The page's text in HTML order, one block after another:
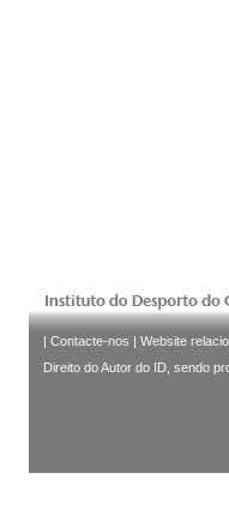
| Contacte-nos | Website
Direito do Autor do ID, sendo